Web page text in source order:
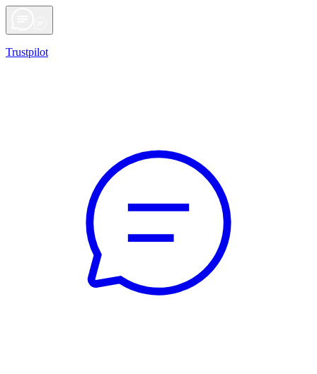
Trustpilot